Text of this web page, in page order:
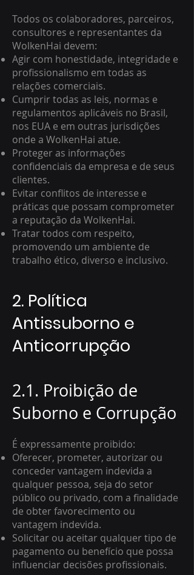
Todos os colaboradores, parceiros,
consultores e representantes da
WolkenHai devem:
Agir com honestidade, integridade e
profissionalismo em todas as
relações comerciais.
Cumprir todas as leis, normas e
regulamentos aplicáveis no Brasil,
nos EUA e em outras jurisdições
onde a WolkenHai atue.
Proteger as informações
confidenciais da empresa e de seus
clientes.
Evitar conflitos de interesse e
práticas que possam comprometer
a reputação da WolkenHai.
Tratar todos com respeito,
promovendo um ambiente de
trabalho ético, diverso e inclusivo.
2. Política
Antissuborno e
Anticorrupção
2.1. Proibição de
Suborno e Corrupção
É expressamente proibido:
Oferecer, prometer, autorizar ou
conceder vantagem indevida a
qualquer pessoa, seja do setor
público ou privado, com a finalidade
de obter favorecimento ou
vantagem indevida.
Solicitar ou aceitar qualquer tipo de
pagamento ou benefício que possa
influenciar decisões profissionais.